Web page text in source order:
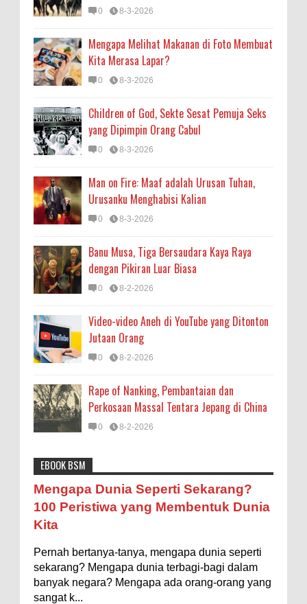
0 8-3-2026
Mengapa Melihat Makanan di Foto Membuat
Kita Merasa Lapar?
0 8-3-2026
Children of God, Sekte Sesat Pemuja Seks
yang Dipimpin Orang Cabul
0 8-3-2026
Man on Fire: Maaf adalah Urusan Tuhan,
Urusanku Menghabisi Kalian
0 8-3-2026
Banu Musa, Tiga Bersaudara Kaya Raya
dengan Pikiran Luar Biasa
0 8-2-2026
Video-video Aneh di YouTube yang Ditonton
Jutaan Orang
0 8-2-2026
Rape of Nanking, Pembantaian dan
Perkosaan Massal Tentara Jepang di China
0 8-2-2026
Astronomi Biologi Budaya Buku
Bumi
Entertainment
Fakta & Statistik Fauna
Filsafat
Flora
Internasional
Internet Iptek
Istilah Ilmiah
Makanan & Minuman
Misteri Mitologi
Nature
Mengapa Negara Miskin Tidak Mencetak
Uang yang Banyak saja biar Kaya?
Ilustrasi/istimewa Jawaban untuk pertanyaan itu
Ukuran 1 Kaki itu Berapa Meter?
Ilustrasi/ginersnow.com Di Inggris dan Amerika,
EBOOK BSM
Mengapa Dunia Seperti Sekarang?
100 Peristiwa yang Membentuk Dunia
Kita
Pernah bertanya-tanya, mengapa dunia seperti
sekarang? Mengapa dunia terbagi-bagi dalam
banyak negara? Mengapa ada orang-orang yang
sangat k...